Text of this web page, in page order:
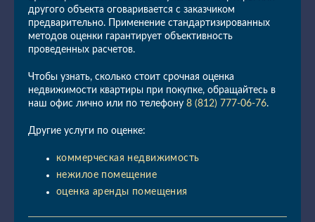
другого объекта оговаривается с заказчиком
предварительно. Применение стандартизированных
методов оценки гарантирует объективность
проведенных расчетов.
Чтобы узнать, сколько стоит срочная оценка
недвижимости квартиры при покупке, обращайтесь в
наш офис лично или по телефону 8 (812) 777-06-76.
Другие услуги по оценке:
коммерческая недвижимость
нежилое помещение
оценка аренды помещения